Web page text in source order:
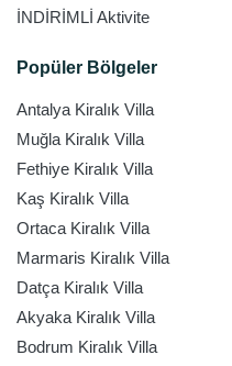
İNDİRİMLİ Aktivite
Popüler Bölgeler
Antalya Kiralık Villa
Muğla Kiralık Villa
Fethiye Kiralık Villa
Kaş Kiralık Villa
Ortaca Kiralık Villa
Marmaris Kiralık Villa
Datça Kiralık Villa
Akyaka Kiralık Villa
Bodrum Kiralık Villa